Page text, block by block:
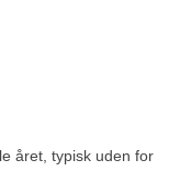
året, typisk uden for